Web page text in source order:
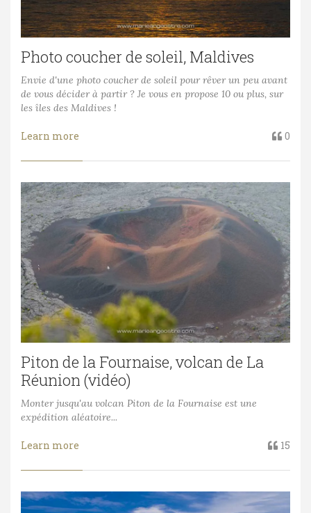
Photo coucher de soleil, Maldives
Envie d'une photo coucher de soleil pour rêver un peu avant
de vous décider à partir ? Je vous en propose 10 ou plus, sur
les îles des Maldives !
Learn more 0
Piton de la Fournaise, volcan de La
Réunion (vidéo)
Monter jusqu'au volcan Piton de la Fournaise est une
expédition aléatoire...
Learn more 15